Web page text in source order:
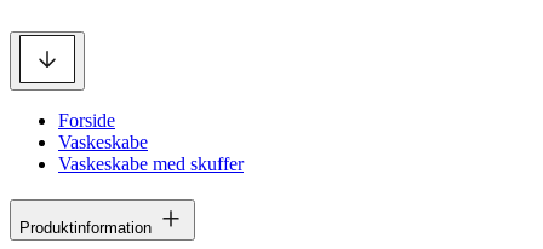
Forside
Vaskeskabe
Vaskeskabe med skuffer
Produktinformation